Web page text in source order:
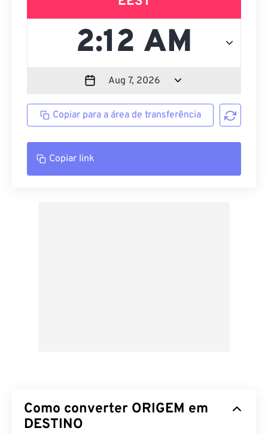
Copiar para a área de transferência
Copiar link
Como converter ORIGEM em
DESTINO